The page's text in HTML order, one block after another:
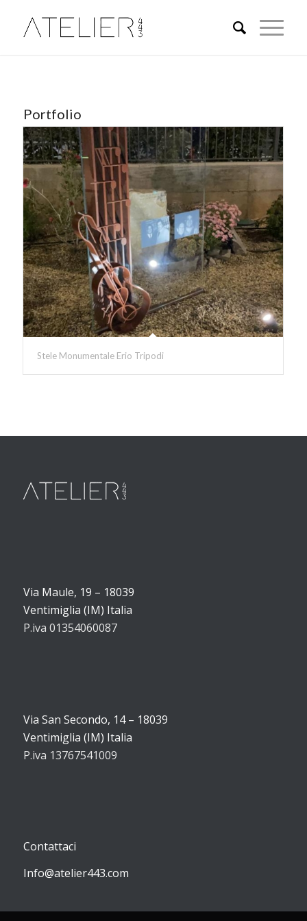
Portfolio
Stele Monumentale Erio Tripodi
Via Maule, 19 – 18039
Ventimiglia (IM) Italia
P.iva 01354060087
Via San Secondo, 14 – 18039
Ventimiglia (IM) Italia
P.iva 13767541009
Contattaci
Info@atelier443.com